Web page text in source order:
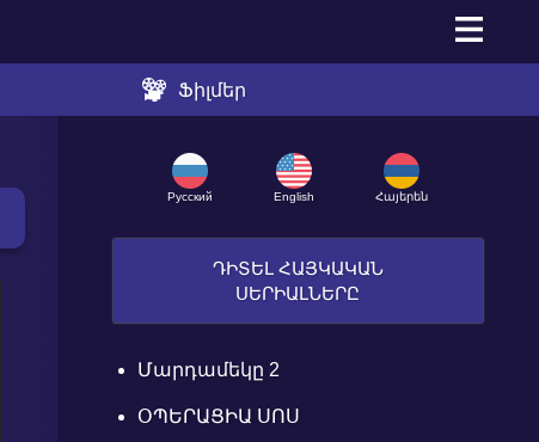
Ֆիլմեր
Русский English Հայերեն
ԴԻՏԵԼ ՀԱՅԿԱԿԱՆ
ՍԵՐԻԱԼՆԵՐԸ
Մարդամեկը 2
ՕՊԵՐԱՑԻԱ ՍՈՍ